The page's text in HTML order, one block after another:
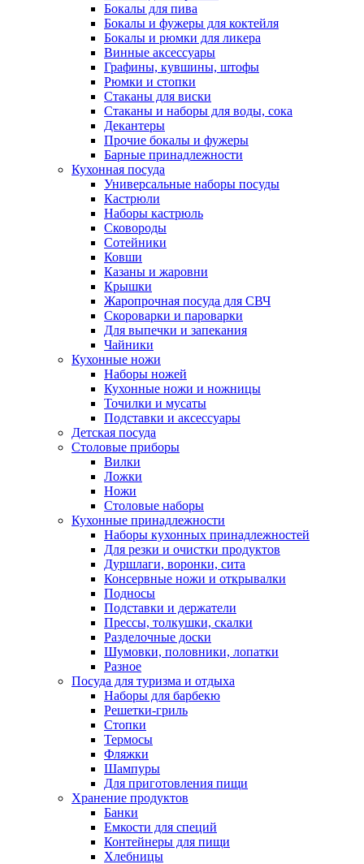
Бокалы для пива
Бокалы и фужеры для коктейля
Бокалы и рюмки для ликера
Винные аксессуары
Графины, кувшины, штофы
Рюмки и стопки
Стаканы для виски
Стаканы и наборы для воды, сока
Декантеры
Прочие бокалы и фужеры
Барные принадлежности
Кухонная посуда
Универсальные наборы посуды
Кастрюли
Наборы кастрюль
Сковороды
Сотейники
Ковши
Казаны и жаровни
Крышки
Жаропрочная посуда для СВЧ
Скороварки и пароварки
Для выпечки и запекания
Чайники
Кухонные ножи
Наборы ножей
Кухонные ножи и ножницы
Точилки и мусаты
Подставки и аксессуары
Детская посуда
Столовые приборы
Вилки
Ложки
Ножи
Столовые наборы
Кухонные принадлежности
Наборы кухонных принадлежностей
Для резки и очистки продуктов
Дуршлаги, воронки, сита
Консервные ножи и открывалки
Подносы
Подставки и держатели
Прессы, толкушки, скалки
Разделочные доски
Шумовки, половники, лопатки
Разное
Посуда для туризма и отдыха
Наборы для барбекю
Решетки-гриль
Стопки
Термосы
Фляжки
Шампуры
Для приготовления пищи
Хранение продуктов
Банки
Емкости для специй
Контейнеры для пищи
Хлебницы